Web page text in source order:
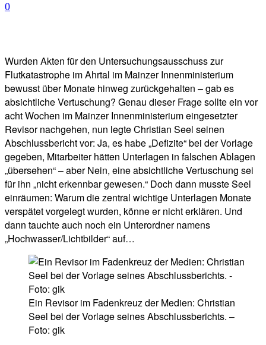
0
Wurden Akten für den Untersuchungsausschuss zur
Flutkatastrophe im Ahrtal im Mainzer Innenministerium
bewusst über Monate hinweg zurückgehalten – gab es
absichtliche Vertuschung? Genau dieser Frage sollte ein vor
acht Wochen im Mainzer Innenministerium eingesetzter
Revisor nachgehen, nun legte Christian Seel seinen
Abschlussbericht vor: Ja, es habe „Defizite“ bei der Vorlage
gegeben, Mitarbeiter hätten Unterlagen in falschen Ablagen
„übersehen“ – aber Nein, eine absichtliche Vertuschung sei
für ihn „nicht erkennbar gewesen.“ Doch dann musste Seel
einräumen: Warum die zentral wichtige Unterlagen Monate
verspätet vorgelegt wurden, könne er nicht erklären. Und
dann tauchte auch noch ein Unterordner namens
„Hochwasser/Lichtbilder“ auf…
Ein Revisor im Fadenkreuz der Medien: Christian
Seel bei der Vorlage seines Abschlussberichts. –
Foto: gik